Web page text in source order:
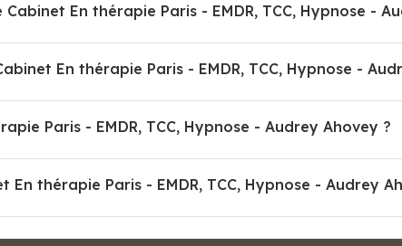
En thérapie Paris - EMDR, TCC, Hypnose -
En thérapie Paris - EMDR, TCC, Hypnose -
Paris - EMDR, TCC, Hypnose - Audrey Ahovey ?
thérapie Paris - EMDR, TCC, Hypnose - Audrey